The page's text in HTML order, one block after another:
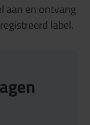
aan en ontvang
label.